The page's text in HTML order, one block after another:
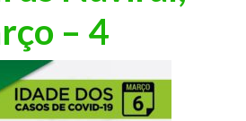
– 4